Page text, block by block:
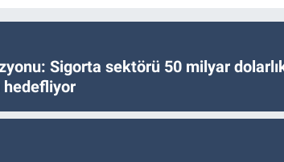
Sigorta sektörü 50 milyar
hedefliyor